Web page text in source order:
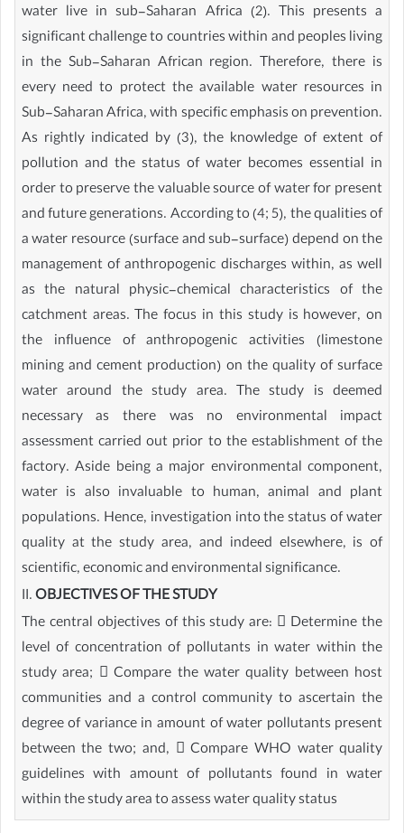
water live in sub-Saharan Africa (2). This presents a
significant challenge to countries within and peoples living
in the Sub-Saharan African region. Therefore, there is
every need to protect the available water resources in
Sub-Saharan Africa, with specific emphasis on prevention.
As rightly indicated by (3), the knowledge of extent of
pollution and the status of water becomes essential in
order to preserve the valuable source of water for present
and future generations. According to (4; 5), the qualities of
a water resource (surface and sub-surface) depend on the
management of anthropogenic discharges within, as well
as the natural physic-chemical characteristics of the
catchment areas. The focus in this study is however, on
the influence of anthropogenic activities (limestone
mining and cement production) on the quality of surface
water around the study area. The study is deemed
necessary as there was no environmental impact
assessment carried out prior to the establishment of the
factory. Aside being a major environmental component,
water is also invaluable to human, animal and plant
populations. Hence, investigation into the status of water
quality at the study area, and indeed elsewhere, is of
scientific, economic and environmental significance.
II.OBJECTIVES OF THE STUDY
The central objectives of this study are:  Determine the
level of concentration of pollutants in water within the
study area;  Compare the water quality between host
communities and a control community to ascertain the
degree of variance in amount of water pollutants present
between the two; and,  Compare WHO water quality
guidelines with amount of pollutants found in water
within the study area to assess water quality status